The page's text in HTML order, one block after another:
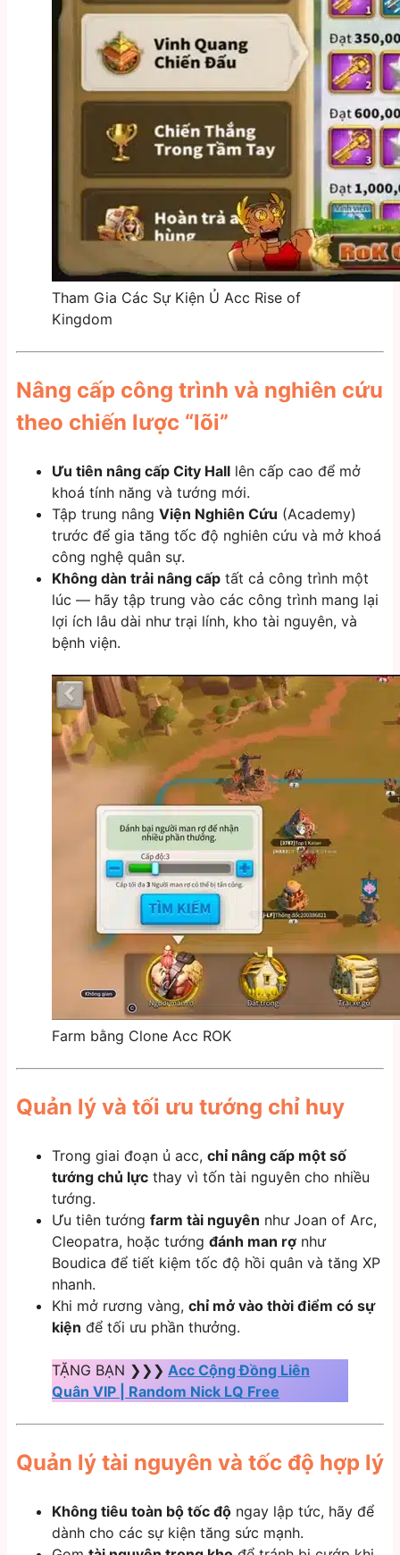
Tham Gia Các Sự Kiện Ủ Acc Rise of
Kingdom
Nâng cấp công trình và nghiên cứu
theo chiến lược “lõi”
Ưu tiên nâng cấp City Hall lên cấp cao để mở
khoá tính năng và tướng mới.
Tập trung nâng Viện Nghiên Cứu (Academy)
trước để gia tăng tốc độ nghiên cứu và mở khoá
công nghệ quân sự.
Không dàn trải nâng cấp tất cả công trình một
lúc — hãy tập trung vào các công trình mang lại
lợi ích lâu dài như trại lính, kho tài nguyên, và
bệnh viện.
Farm bằng Clone Acc ROK
Quản lý và tối ưu tướng chỉ huy
Trong giai đoạn ủ acc, chỉ nâng cấp một số
tướng chủ lực thay vì tốn tài nguyên cho nhiều
tướng.
Ưu tiên tướng farm tài nguyên như Joan of Arc,
Cleopatra, hoặc tướng đánh man rợ như
Boudica để tiết kiệm tốc độ hồi quân và tăng XP
nhanh.
Khi mở rương vàng, chỉ mở vào thời điểm có sự
kiện để tối ưu phần thưởng.
TẶNG BẠN ❯❯❯ Acc Cộng Đồng Liên
Quân VIP | Random Nick LQ Free
Quản lý tài nguyên và tốc độ hợp lý
Không tiêu toàn bộ tốc độ ngay lập tức, hãy để
dành cho các sự kiện tăng sức mạnh.